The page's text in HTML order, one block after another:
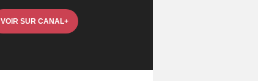
VOIR SUR CANAL+